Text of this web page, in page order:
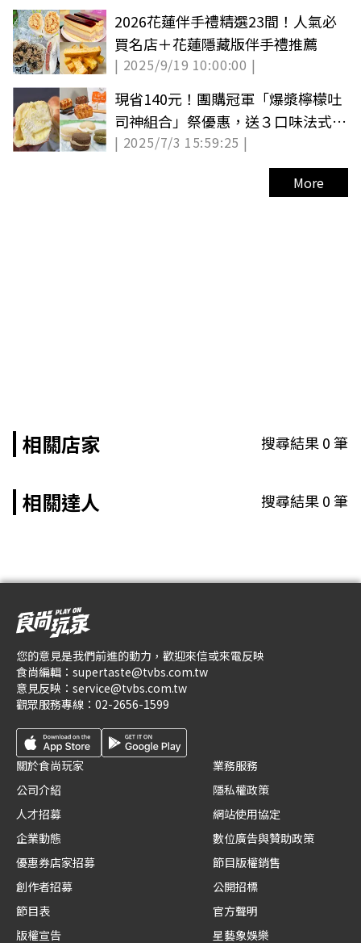
2026花蓮伴手禮精選23間！人氣必
買名店＋花蓮隱藏版伴手禮推薦
| 2025/9/19 10:00:00 |
現省140元！團購冠軍「爆漿檸檬吐
司神組合」祭優惠，送３口味法式牛
軋糖酥餅
| 2025/7/3 15:59:25 |
More
相關店家 搜尋結果0筆
相關達人 搜尋結果0筆
您的意見是我們前進的動力，歡迎來信或來電反映
食尚編輯： supertaste@tvbs.com.tw
意見反映： service@tvbs.com.tw
觀眾服務專線： 02-2656-1599
關於食尚玩家
公司介紹
人才招募
企業動態
優惠券店家招募
創作者招募
節目表
版權宣告
業務服務
隱私權政策
網站使用協定
數位廣告與贊助政策
節目版權銷售
公開招標
官方聲明
星藝象娛樂